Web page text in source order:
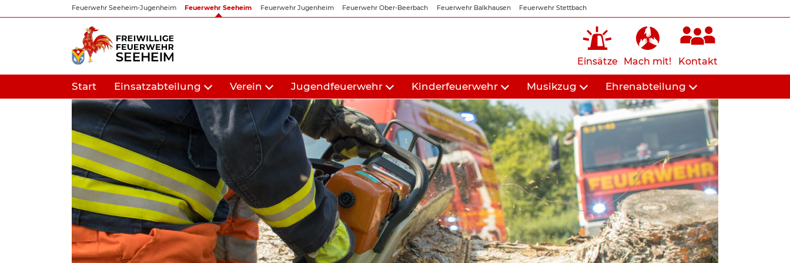
Inhalt
Feuerwehr Seeheim-Jugenheim Feuerwehr Seeheim Feuerwehr Jugenheim Feuerwehr Ober-Beerbach Feuerwehr Balkhausen Feuerwehr Stettbach
Einsätze Mach mit! Kontakt
Start Einsatzabteilung Verein Jugendfeuerwehr Kinderfeuerwehr Musikzug Ehrenabteilung